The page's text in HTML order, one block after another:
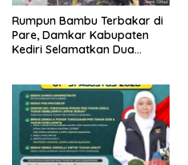
Rumpun Bambu Terbakar di
Pare, Damkar Kabupaten
Kediri Selamatkan Dua